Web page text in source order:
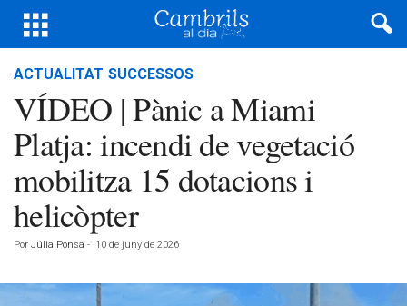
ACTUALITAT SUCCESSOS
VÍDEO | Pànic a Miami
Platja: incendi de vegetació
mobilitza 15 dotacions i
helicòpter
Por Júlia Ponsa - 10 de juny de 2026